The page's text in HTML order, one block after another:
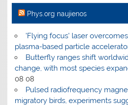
Phys.org naujienos
'Flying focus' laser
plasma-based particle
Butterfly ranges shift
change, with most species
08 08
Pulsed radiofrequency
migratory birds, experiments